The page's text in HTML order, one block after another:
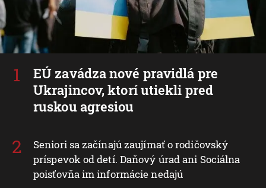
EÚ zavádza nové pravidlá pre
Ukrajincov, ktorí utiekli pred
ruskou agresiou
Seniori sa začínajú zaujímať o rodičovský
príspevok od detí. Daňový úrad ani Sociálna
poisťovňa im informácie nedajú